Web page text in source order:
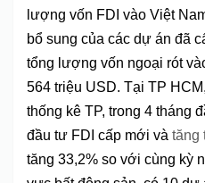
lượng vốn FDI vào Việt
bổ sung của các dự án đã
tổng lượng vốn ngoại rót
564 triệu USD. Tại TP
thống kê TP, trong 4 tháng
đầu tư FDI cấp mới và tăng
tăng 33,2% so với cùng kỳ